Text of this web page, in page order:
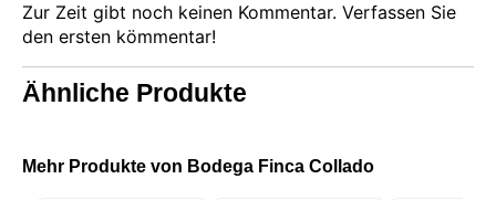
Zur Zeit gibt noch keinen Kommentar. Verfassen Sie
den ersten kömmentar!
Ähnliche Produkte
Mehr Produkte von Bodega Finca Collado